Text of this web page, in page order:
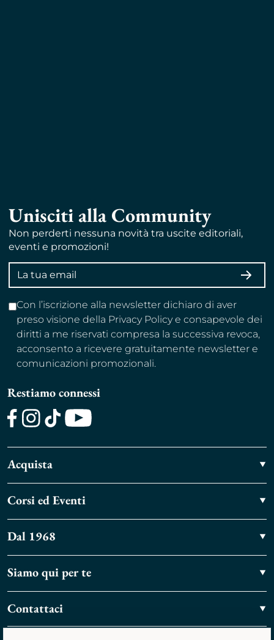
Unisciti alla Community
Non perderti nessuna novità tra uscite editoriali,
eventi e promozioni!
Indirizzo
email
Con l’iscrizione alla newsletter dichiaro di aver
preso visione della Privacy Policy e consapevole dei
diritti a me riservati compresa la successiva revoca,
acconsento a ricevere gratuitamente newsletter e
comunicazioni promozionali.
Restiamo connessi
Acquista
Corsi ed Eventi
Dal 1968
Siamo qui per te
Contattaci